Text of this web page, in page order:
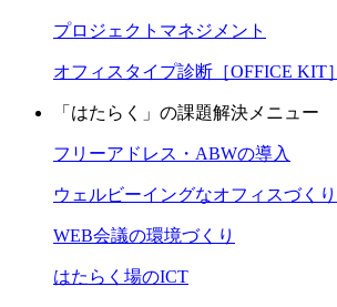
プロジェクトマネジメント
オフィスタイプ診断［OFFICE KIT］
「はたらく」の課題解決メニュー
フリーアドレス・ABWの導入
ウェルビーイングなオフィスづくり
WEB会議の環境づくり
はたらく場のICT